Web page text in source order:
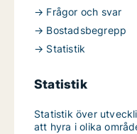
→ Frågor och svar
→ Bostadsbegrepp
→ Statistik
Statistik
Statistik över
att hyra i olika